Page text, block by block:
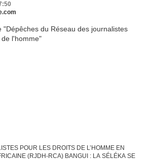
POUR LES DROITS DE L’HOMME EN
(RJDH-RCA) BANGUI : LA SÉLÉKA SE